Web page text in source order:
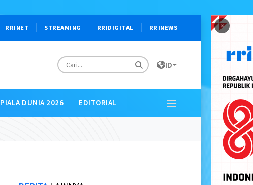
×
RRINET STREAMING RRIDIGITAL RRINEWS
ID
PIALA DUNIA 2026 EDITORIAL